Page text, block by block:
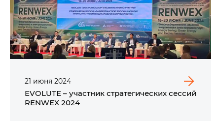
21 июня 2024
EVOLUTE – участник стратегических сессий
RENWEX 2024